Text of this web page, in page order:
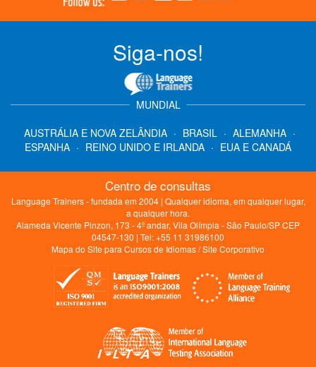
Siga-nos!
MUNDIAL
AUSTRÁLIA E NOVA ZELÂNDIA · BRASIL · ALEMANHA ·
ESPANHA · REINO UNIDO E IRLANDA · EUA E CANADÁ
Centro de consultas
Language Trainers - fundada em 2004 | Qualquer idioma, em qualquer lugar,
a qualquer hora.
Alameda Vicente Pinzon, 173 - 4º andar, Vila Olímpia - São Paulo/SP CEP
04547-130 | Tel: +55 11 31986100
Mapa do Site para Cursos de Idiomas/Site Corporativo